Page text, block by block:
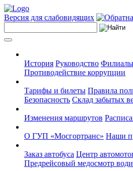
Версия для слабовидящих
История Руководство Филиалы
Противодействие коррупции
Тарифы и билеты Правила
Безопасность Склад забытых
Изменения маршрутов
О ГУП «Мосгортранс» Наши
Заказ автобуса Центр
Предрейсовый медосмотр